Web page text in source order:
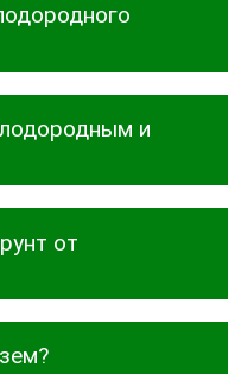
и
от